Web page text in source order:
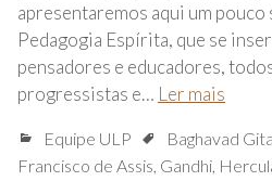
apresentaremos aqui um pouco
Pedagogia Espírita, que se
pensadores e educadores,
progressistas e… Ler mais
Equipe ULP Baghavad Gita
Francisco de Assis, Gandhi,